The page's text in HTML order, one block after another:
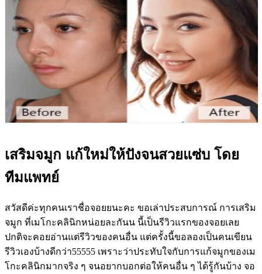
เสริมจมูก แก้ใหม่ให้ปังจนสวยแซ่บ โดย
ทีมแพทย์
สวัสดีค่ะทุกคนเราชื่อจอยยนะคะ ขอเล่าประสบการณ์ การเสริม
จมูก ที่เมโกะคลินิกหน่อยละกันน นี้เป็นรีวิวแรกของจอยเลย
ปกติจะคอยอ่านแต่รีวิวของคนอื่น แต่ครั้งนี้ขอลองเป็นคนเขียน
รีวิวเองบ้างดีกว่า55555 เพราะว่าประทับใจกับการแก้จมูกของเม
โกะคลินิกมากจริง ๆ จนอยากบอกต่อให้คนอื่น ๆ ได้รู้กันบ้าง จอ